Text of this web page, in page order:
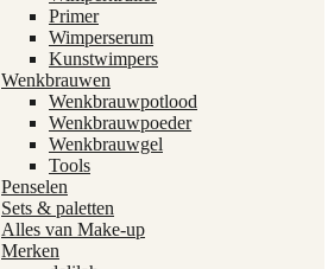
Primer
Wimperserum
Kunstwimpers
Wenkbrauwen
Wenkbrauwpotlood
Wenkbrauwpoeder
Wenkbrauwgel
Tools
Penselen
Sets & paletten
Alles van Make-up
Merken